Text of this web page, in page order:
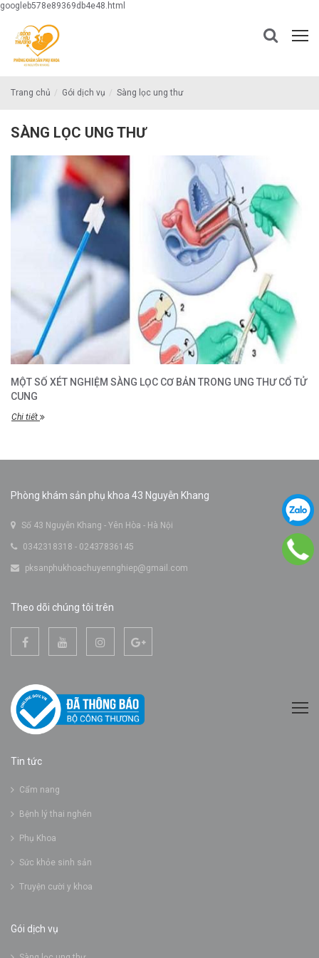
googleb578e89369db4e48.html
Trang chủ Gói dịch vụ Sàng lọc ung thư
SÀNG LỌC UNG THƯ
MỘT SỐ XÉT NGHIỆM SÀNG LỌC CƠ BẢN TRONG UNG THƯ CỔ TỬ
CUNG
Chi tiết
Phòng khám sản phụ khoa 43 Nguyễn Khang
Số 43 Nguyễn Khang - Yên Hòa - Hà Nội
0342318318 - 02437836145
pksanphukhoachuyennghiep@gmail.com
Theo dõi chúng tôi trên
Tin tức
Cẩm nang
Bệnh lý thai nghén
Phụ Khoa
Sức khỏe sinh sản
Truyện cười y khoa
Gói dịch vụ